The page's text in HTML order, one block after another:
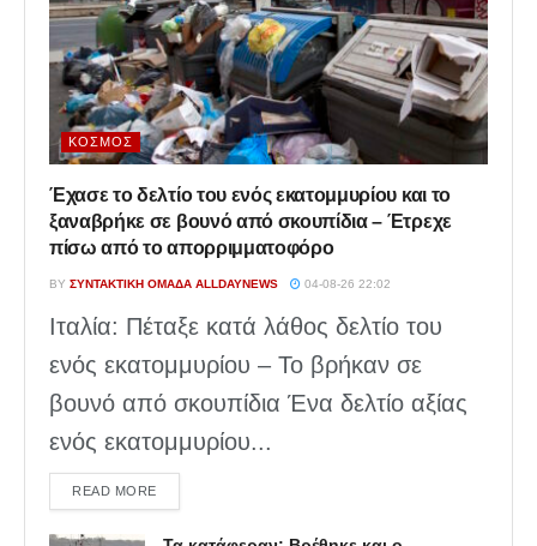
ΚΌΣΜΟΣ
Έχασε το δελτίο του ενός εκατομμυρίου και το
ξαναβρήκε σε βουνό από σκουπίδια – Έτρεχε
πίσω από το απορριμματοφόρο
BY ΣΥΝΤΑΚΤΙΚΉ ΟΜΆΔΑ ALLDAYNEWS 04-08-26 22:02
Ιταλία: Πέταξε κατά λάθος δελτίο του
ενός εκατομμυρίου – Το βρήκαν σε
βουνό από σκουπίδια Ένα δελτίο αξίας
ενός εκατομμυρίου...
READ MOREDETAILS